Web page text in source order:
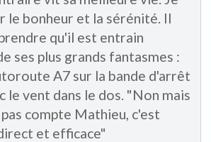
le bonheur et la sérénité. Il
qu'il est entrain
ses plus grands fantasmes :
A7 sur la bande d'arrêt
le vent dans le dos. "Non mais
compte Mathieu, c'est
et efficace"